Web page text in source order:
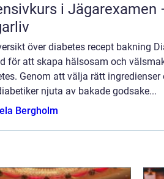
i Jägarexamen
över diabetes recept bakning
för att skapa hälsosam och
Genom att välja rätt
njuta av bakade godsake...
Bergholm